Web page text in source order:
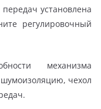
установлена
регулировочный
механизма
чехол